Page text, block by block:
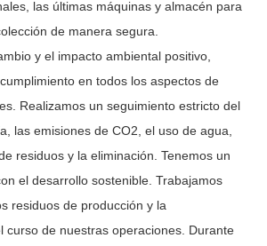
las últimas máquinas y almacén para
de manera segura.
y el impacto ambiental positivo,
en todos los aspectos de
Realizamos un seguimiento estricto del
las emisiones de CO2, el uso de agua,
residuos y la eliminación. Tenemos un
el desarrollo sostenible. Trabajamos
residuos de producción y la
curso de nuestras operaciones. Durante